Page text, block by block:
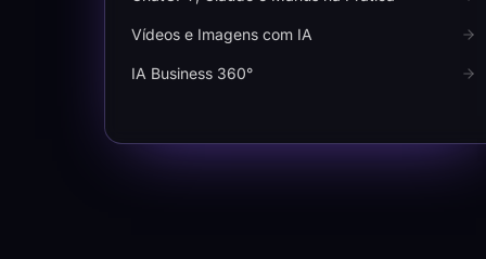
Vídeos e Imagens com IA
IA Business 360°